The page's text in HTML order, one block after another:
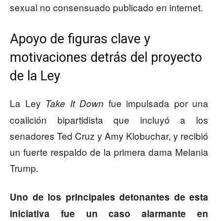
sexual no consensuado publicado en internet.
Apoyo de figuras clave y
motivaciones detrás del proyecto
de la Ley
La Ley Take It Down fue impulsada por una
coalición bipartidista que incluyó a los
senadores Ted Cruz y Amy Klobuchar, y recibió
un fuerte respaldo de la primera dama Melania
Trump.
Uno de los principales detonantes de esta
iniciativa fue un caso alarmante en